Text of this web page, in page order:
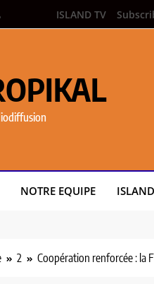
ISLAND TV
NOTRE EQUIPE
2 Coopération renforcée : la